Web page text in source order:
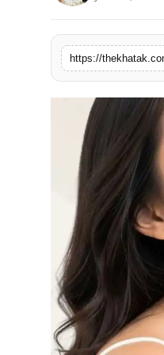
लाइफस्टाइल
अंतर्राष्ट्रीय
https://